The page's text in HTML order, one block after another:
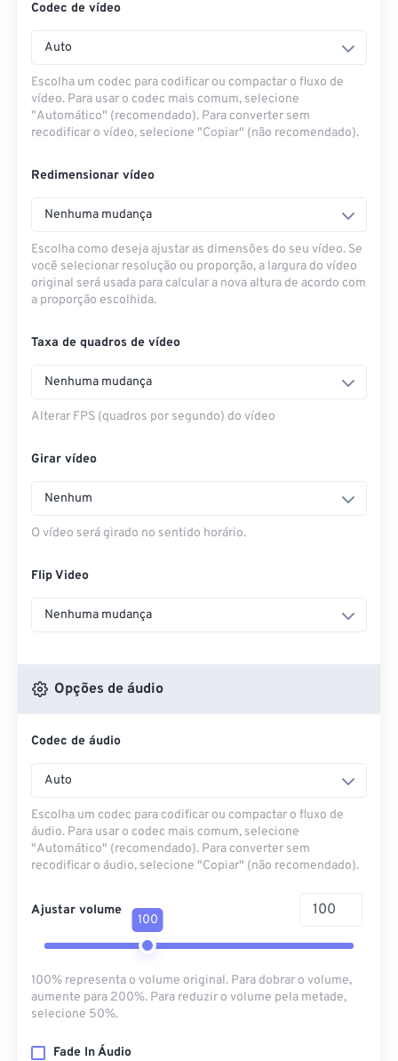
Codec de vídeo
Auto
Escolha um codec para codificar ou compactar o fluxo de
vídeo. Para usar o codec mais comum, selecione
"Automático" (recomendado). Para converter sem
recodificar o vídeo, selecione "Copiar" (não recomendado).
Redimensionar vídeo
Nenhuma mudança
Escolha como deseja ajustar as dimensões do seu vídeo. Se
você selecionar resolução ou proporção, a largura do vídeo
original será usada para calcular a nova altura de acordo com
a proporção escolhida.
Taxa de quadros de vídeo
Nenhuma mudança
Alterar FPS (quadros por segundo) do vídeo
Girar vídeo
Nenhum
O vídeo será girado no sentido horário.
Flip Video
Nenhuma mudança
Opções de áudio
Codec de áudio
Auto
Escolha um codec para codificar ou compactar o fluxo de
áudio. Para usar o codec mais comum, selecione
"Automático" (recomendado). Para converter sem
recodificar o áudio, selecione "Copiar" (não recomendado).
Ajustar volume
100
100% representa o volume original. Para dobrar o volume,
aumente para 200%. Para reduzir o volume pela metade,
selecione 50%.
Fade In Áudio